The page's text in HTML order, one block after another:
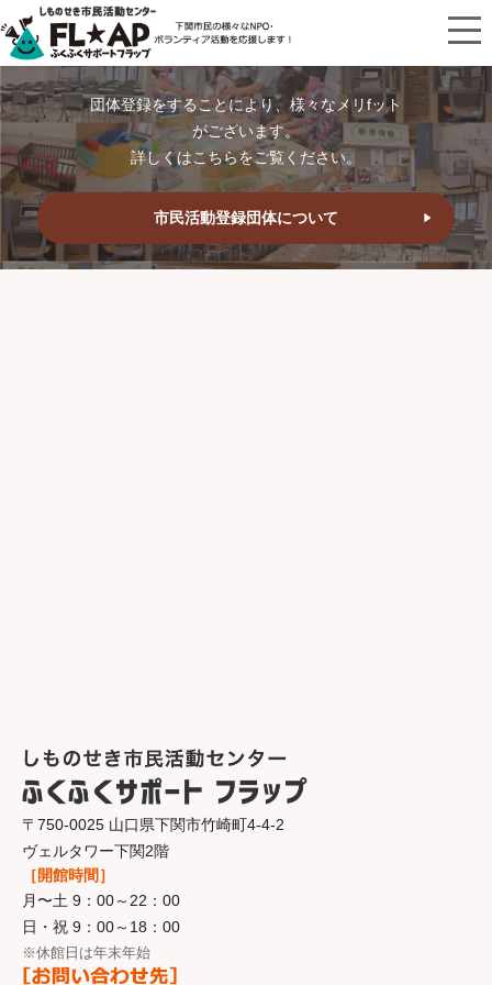
団体登録をすることにより、様々なメリfット
がございます。
詳しくはこちらをご覧ください。
市民活動登録団体について
〒750-0025 山口県下関市竹崎町4-4-2
ヴェルタワー下関2階
［開館時間］
月〜土 9：00～22：00
日・祝 9：00～18：00
※休館日は年末年始